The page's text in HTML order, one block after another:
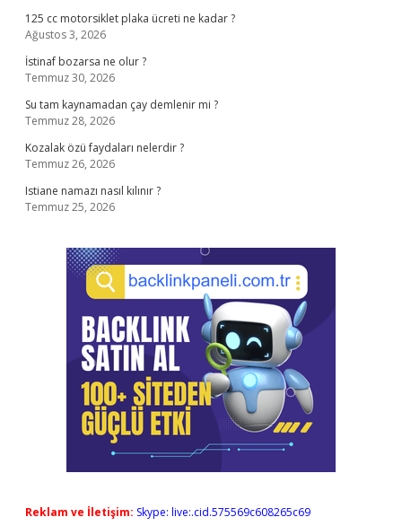
125 cc motorsiklet plaka ücreti ne kadar ?
Ağustos 3, 2026
İstinaf bozarsa ne olur ?
Temmuz 30, 2026
Su tam kaynamadan çay demlenir mi ?
Temmuz 28, 2026
Kozalak özü faydaları nelerdir ?
Temmuz 26, 2026
Istiane namazı nasıl kılınır ?
Temmuz 25, 2026
Reklam ve İletişim: Skype: live:.cid.575569c608265c69